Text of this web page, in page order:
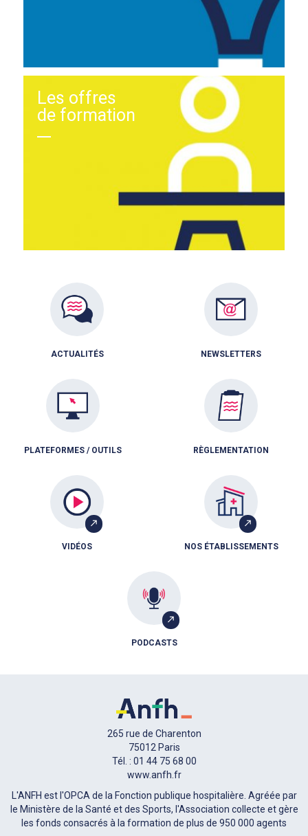
Les offres
de formation
ACTUALITÉS NEWSLETTERS
PLATEFORMES / OUTILS RÈGLEMENTATION
VIDÉOS NOS ÉTABLISSEMENTS
PODCASTS
265 rue de Charenton
75012 Paris
Tél. : 01 44 75 68 00
www.anfh.fr
L'ANFH est l'OPCA de la Fonction publique hospitalière. Agréée par
le Ministère de la Santé et des Sports, l'Association collecte et gère
les fonds consacrés à la formation de plus de 950 000 agents